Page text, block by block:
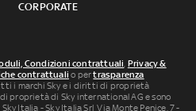
CORPORATE
Condizioni contrattuali, Privacy &
contrattuali o pertrasparenza
i marchi Sky e i diritti di proprietà
proprietà di Sky international AG e sono
Italia - Sky Italia Srl Via Monte Penice, 7 -